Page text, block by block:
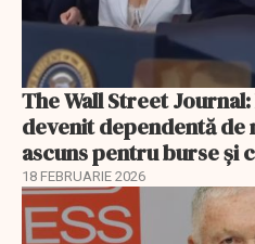
The Wall Street Journal:
devenit dependentă de
ascuns pentru burse și
18 FEBRUARIE 2026
EXCLUSIV